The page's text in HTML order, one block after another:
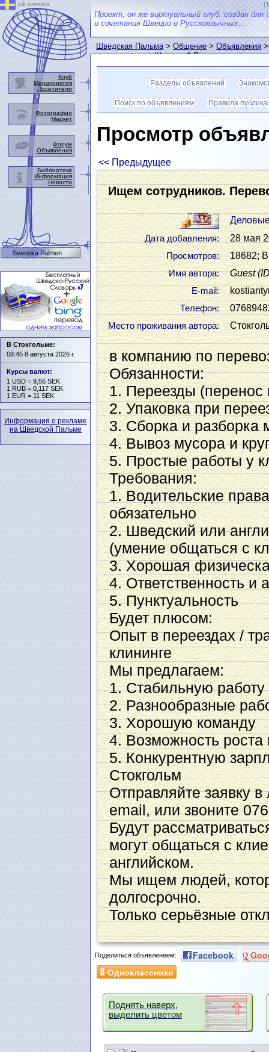
Проект, он же виртуальный клуб, создан для
и сочетания Швеции и Русскоязычных...
Шведская Пальма>Общение>Объявления>
пользователем Шведской Пальмы
Разделы объявлений
Поиск по объявлениям Правила
Просмотр
<< Предыдущее
Ищем сотрудников.
Дата добавления: 28 мая
Просмотров: 18682;
Имя автора: Guest
Е-mail:
Телефон:
Место проживания автора:
в компанию по
Обязанности:
1. Переезды
2. Упаковка при
3. Сборка и разборка
4. Вывоз мусора и
5. Простые работы у
Требования:
1. Водительские
обязательно
2. Шведский или
(умение общаться с
3. Хорошая
4. Ответственность и
5. Пунктуальность
Будет плюсом:
Опыт в переездах /
клининге
Мы предлагаем:
1. Стабильную
2. Разнообразные
3. Хорошую команду
4. Возможность роста
5. Конкурентную
Стокгольм
Отправляйте заявку
email, или звоните
Будут
могут общаться с
английском.
Мы ищем людей,
долгосрочно.
Только серьёзные
Поделиться объявлением: Facebook
Одноклассники
Поднять наверх,
выделить цветом
på svenska
Клуб
Мероприятия
Посетители
Фотографии
Маркет
Форум
Объявления
Библиотека
Информация
Новости
Svenska Palmen
В Стокгольме:
08:45 8 августа 2026 г.
Курсы валют:
1 USD = 9,56 SEK
1 RUB = 0,117 SEK
1 EUR = 11 SEK
Информация о рекламе
на Шведской Пальме